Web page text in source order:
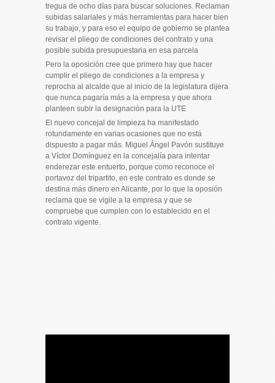
tregua de ocho días para buscar soluciones. Reclaman
subidas salariales y más herramientas para hacer bien
su trabajo, y para eso el equipo de gobierno se plantea
revisar el pliego de condiciones del contrato y una
posible subida presupuestaria en esa parcela
Pero la oposición cree que primero hay que hacer
cumplir el pliego de condiciones a la empresa y
reprocha al alcalde que al inicio de la legislatura dijera
que nunca pagaría más a la empresa y que ahora
planteen subir la designación para la UTE
El nuevo concejal de limpieza ha manifestado
rotundamente en varias ocasiones que no está
dispuesto a pagar más. Miguel Ángel Pavón sustituye
a Víctor Domínguez en la concejalía para intentar
enderezar este entuerto, porque como reconoce el
portavoz del tripartito, en este contrato es donde se
destina más dinero en Alicante, por lo que la oposión
reclama que se vigile a la empresa y que se
compruebe que cumplen con lo establecido en el
contrato vigente.